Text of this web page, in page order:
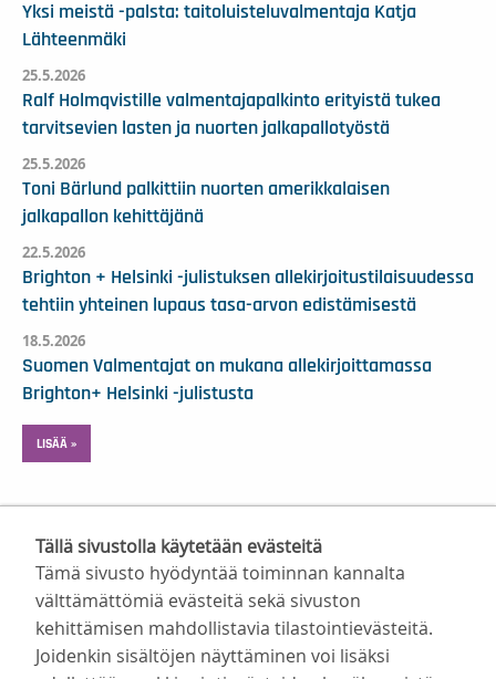
Tällä sivustolla käytetään evästeitä
Tämä sivusto hyödyntää toiminnan kannalta
välttämättömiä evästeitä sekä sivuston
kehittämisen mahdollistavia tilastointievästeitä.
Joidenkin sisältöjen näyttäminen voi lisäksi
Yksi meistä -palsta: taitoluisteluvalmentaja Katja
Lähteenmäki
25.5.2026
Ralf Holmqvistille valmentajapalkinto erityistä tukea
tarvitsevien lasten ja nuorten jalkapallotyöstä
25.5.2026
Toni Bärlund palkittiin nuorten amerikkalaisen
jalkapallon kehittäjänä
22.5.2026
Brighton + Helsinki -julistuksen allekirjoitustilaisuudessa
tehtiin yhteinen lupaus tasa-arvon edistämisestä
18.5.2026
Suomen Valmentajat on mukana allekirjoittamassa
Brighton+ Helsinki -julistusta
LISÄÄ »
Suomen Valmentajat ry
Valimotie 10, 00380 Helsinki